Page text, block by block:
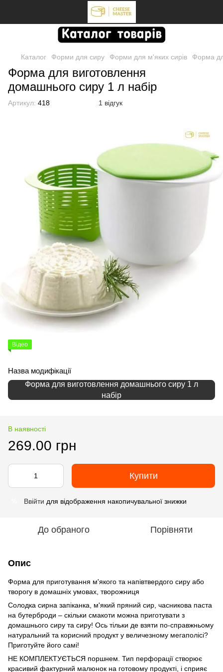
Каталог Форми для сиру Форми для м'яких сирів Форма
Форма для виготовлення
домашнього сиру 1 л набір
Артикул: 418 1 відгук
Відео
Назва модифікації
Форма для виготовлення домашнього сиру 1 л
набір
В наявності
269.00 грн
Купити
Ввійти для відображення накопичувальної знижки
До обраного Порівняти
Опис
Форма для приготування м'якого та напівтвердого сиру або
творогу в домашніх умовах, творожниця
Солодка сирна запіканка, м'який пряний сир, часникова паста
на бутерброди – скільки смакоти можна приготувати з
домашнього сиру та сиру! Ось тільки де взяти по-справжньому
натуральний та корисний продукт у величезному мегаполісі?
Приготуйте його самі!
НЕ КОМПЛЕКТУЄТЬСЯ поршнем. Тип перфорації створює
красивий фактурний малюнок на готовому продукті, і сприяє